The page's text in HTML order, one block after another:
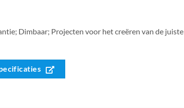
Dimbaar; Projecten voor het creëren van de juiste